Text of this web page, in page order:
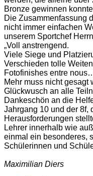
Bronze gewinnen
Die Zusammenfassung
nicht immer einfachen
unserem Sportchef
„Voll anstrengend.
Viele Siege und
Verschieden tolle
Fotofinishes entre
Mehr muss nicht gesagt
Glückwusch an alle
Dankeschön an die
Jahrgang 10 und der 8f,
Herausforderungen
Lehrer innerhalb wie
einmal ein besonderes,
Schülerinnen und
Maximilian Diers